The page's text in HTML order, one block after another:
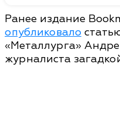
Ранее издание
опубликовало
«Металлурга»
журналиста